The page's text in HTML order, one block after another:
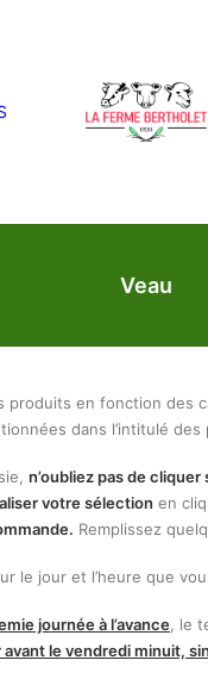
Veau
produits en fonction des
dans l’intitulé
n’oubliez pas de
votre sélection en
Remplissez
le jour et l’heure que
journée à l’avance , le
avant le vendredi minuit,